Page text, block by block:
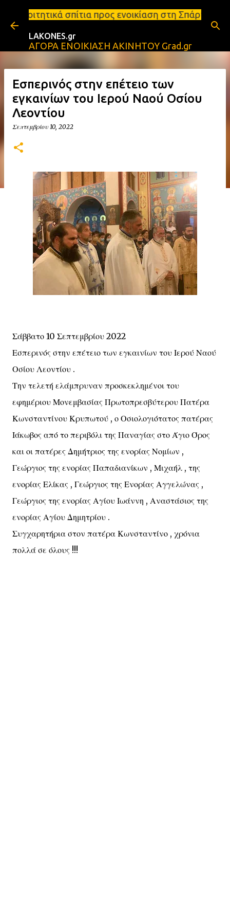
Μετάβαση στο κύριο περιεχόμενο
προς ενοικίαση στη Σπάρτη Ενοικιάσεις
LAKONES.gr
ΑΓΟΡΑ ΕΝΟΙΚΙΑΣΗ ΑΚΙΝΗΤΟΥ Grad.gr
Εσπερινός στην επέτειο των
εγκαινίων του Ιερού Ναού Οσίου
Λεοντίου
Σεπτεμβρίου 10, 2022
Σάββατο 10 Σεπτεμβρίου 2022
Εσπερινός στην επέτειο των εγκαινίων του Ιερού Ναού
Οσίου Λεοντίου .
Την τελετή ελάμπρυναν προσκεκλημένοι του
εφημέριου Μονεμβασίας Πρωτοπρεσβύτερου Πατέρα
Κωνσταντίνου Κρυπωτού , ο Οσιολογιότατος πατέρας
Ιάκωβος από το περιβόλι της Παναγίας στο Άγιο Όρος
και οι πατέρες Δημήτριος της ενορίας Νομίων ,
Γεώργιος της ενορίας Παπαδιανίκων , Μιχαήλ , της
ενορίας Ελίκας , Γεώργιος της Ενορίας Αγγελώνας ,
Γεώργιος της ενορίας Αγίου Ιωάννη , Αναστάσιος της
ενορίας Αγίου Δημητρίου .
Συγχαρητήρια στον πατέρα Κωνσταντίνο , χρόνια
πολλά σε όλους !!!